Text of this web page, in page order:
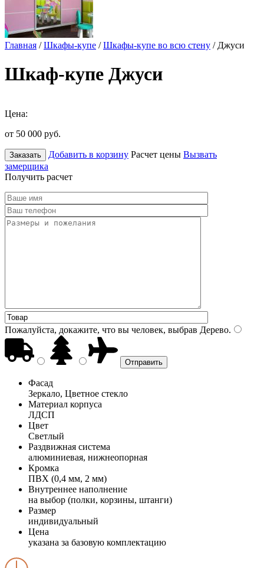
Главная /Шкафы-купе /Шкафы-купе во всю стену / Джуси
Шкаф-купе Джуси
Цена:
от 50 000 руб.
Заказать Добавить в корзину Расчет цены Вызвать
замерщика
Получить расчет
Пожалуйста, докажите, что вы человек, выбрав Дерево.
Фасад
Зеркало, Цветное стекло
Материал корпуса
ЛДСП
Цвет
Светлый
Раздвижная система
алюминиевая, нижнеопорная
Кромка
ПВХ (0,4 мм, 2 мм)
Внутреннее наполнение
на выбор (полки, корзины, штанги)
Размер
индивидуальный
Цена
указана за базовую комплектацию